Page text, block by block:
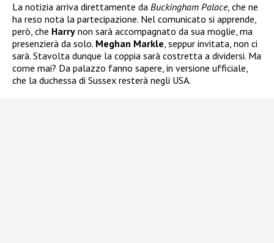
La notizia arriva direttamente da Buckingham Palace, che ne
ha reso nota la partecipazione. Nel comunicato si apprende,
però, che Harry non sarà accompagnato da sua moglie, ma
presenzierà da solo. Meghan Markle, seppur invitata, non ci
sarà. Stavolta dunque la coppia sarà costretta a dividersi. Ma
come mai? Da palazzo fanno sapere, in versione ufficiale,
che la duchessa di Sussex resterà negli USA.